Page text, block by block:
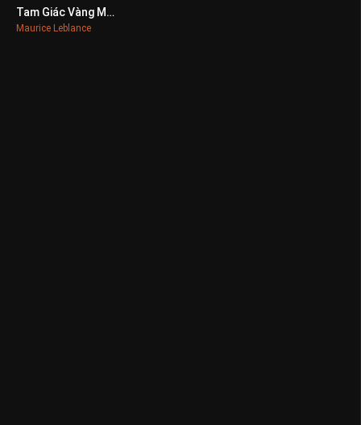
0
Tam Giác Vàng Ma Quỷ
Maurice Leblance